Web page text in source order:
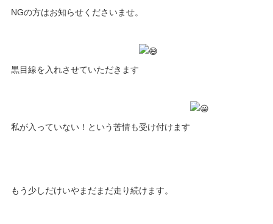
NGの方はお知らせくださいませ。
黒目線を入れさせていただきます
私が入っていない！という苦情も受け付けます
もう少しだけいやまだまだ走り続けます。